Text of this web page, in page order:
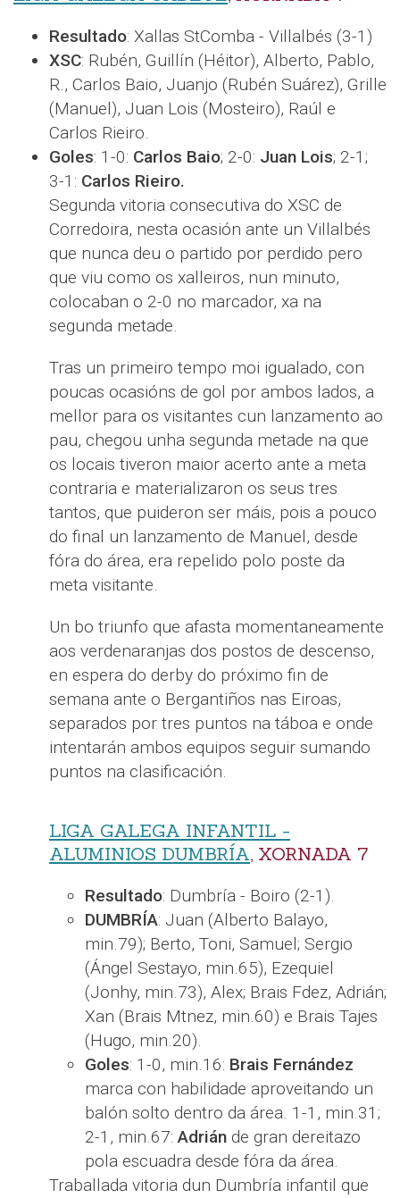
Resultado: Xallas StComba - Villalbés (3-1)
XSC: Rubén, Guillín (Héitor), Alberto, Pablo,
R., Carlos Baio, Juanjo (Rubén Suárez), Grille
(Manuel), Juan Lois (Mosteiro), Raúl e
Carlos Rieiro.
Goles: 1-0: Carlos Baio; 2-0: Juan Lois; 2-1;
3-1: Carlos Rieiro.
Segunda vitoria consecutiva do XSC de
Corredoira, nesta ocasión ante un Villalbés
que nunca deu o partido por perdido pero
que viu como os xalleiros, nun minuto,
colocaban o 2-0 no marcador, xa na
segunda metade.
Tras un primeiro tempo moi igualado, con
poucas ocasións de gol por ambos lados, a
mellor para os visitantes cun lanzamento ao
pau, chegou unha segunda metade na que
os locais tiveron maior acerto ante a meta
contraria e materializaron os seus tres
tantos, que puideron ser máis, pois a pouco
do final un lanzamento de Manuel, desde
fóra do área, era repelido polo poste da
meta visitante.
Un bo triunfo que afasta momentaneamente
aos verdenaranjas dos postos de descenso,
en espera do derby do próximo fin de
semana ante o Bergantiños nas Eiroas,
separados por tres puntos na táboa e onde
intentarán ambos equipos seguir sumando
puntos na clasificación.
LIGA GALEGA INFANTIL -
ALUMINIOS DUMBRÍA, XORNADA 7
Resultado: Dumbría - Boiro (2-1).
DUMBRÍA: Juan (Alberto Balayo,
min.79); Berto, Toni, Samuel; Sergio
(Ángel Sestayo, min.65), Ezequiel
(Jonhy, min.73), Alex; Brais Fdez, Adrián;
Xan (Brais Mtnez, min.60) e Brais Tajes
(Hugo, min.20).
Goles: 1-0, min.16: Brais Fernández
marca con habilidade aproveitando un
balón solto dentro da área. 1-1, min.31;
2-1, min.67:Adrián de gran dereitazo
pola escuadra desde fóra da área.
Traballada vitoria dun Dumbría infantil que